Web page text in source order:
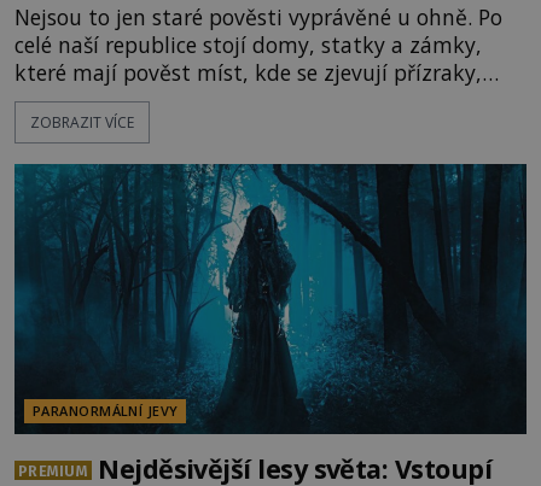
Nejsou to jen staré pověsti vyprávěné u ohně. Po
celé naší republice stojí domy, statky a zámky,
které mají pověst míst, kde se zjevují přízraky,
ozývají nevysvětlitelné zvuky nebo se dějí podivné
jevy. Zatímco historici většinou hledají racionální
lokality vykazují nápadně podobná svědectví po
celé generace. A právě tato opakující se svědectví
ZOBRAZIT VÍCE
PARANORMÁLNÍ JEVY
PREMIUM
Nejděsivější lesy světa: Vstoupí